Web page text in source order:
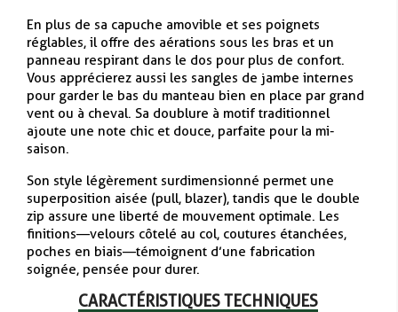
En plus de sa capuche amovible et ses poignets
réglables, il offre des aérations sous les bras et un
panneau respirant dans le dos pour plus de confort.
Vous apprécierez aussi les sangles de jambe internes
pour garder le bas du manteau bien en place par grand
vent ou à cheval. Sa doublure à motif traditionnel
ajoute une note chic et douce, parfaite pour la mi-
saison.
Son style légèrement surdimensionné permet une
superposition aisée (pull, blazer), tandis que le double
zip assure une liberté de mouvement optimale. Les
finitions—velours côtelé au col, coutures étanchées,
poches en biais—témoignent d’une fabrication
soignée, pensée pour durer.
CARACTÉRISTIQUES TECHNIQUES